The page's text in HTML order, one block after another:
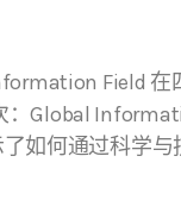
Field 在
Global
如何通过科学与